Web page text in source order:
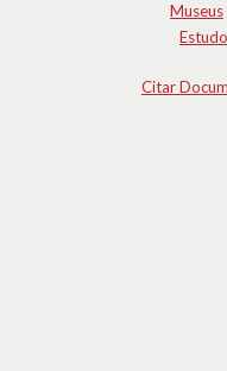
Museus
Citar